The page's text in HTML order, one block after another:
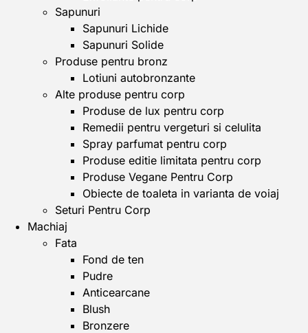
Sapunuri
Sapunuri Lichide
Sapunuri Solide
Produse pentru bronz
Lotiuni autobronzante
Alte produse pentru corp
Produse de lux pentru corp
Remedii pentru vergeturi si celulita
Spray parfumat pentru corp
Produse editie limitata pentru corp
Produse Vegane Pentru Corp
Obiecte de toaleta in varianta de voiaj
Seturi Pentru Corp
Machiaj
Fata
Fond de ten
Pudre
Anticearcane
Blush
Bronzere